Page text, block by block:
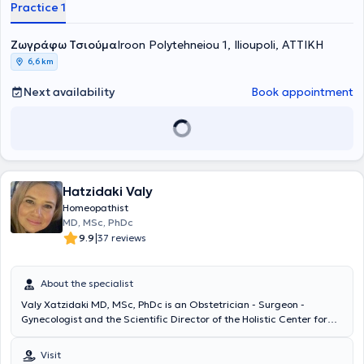
Dermatological Diseases of Athens "Andreas Syngros" of the
attended the Classical Homeopathy training program and, following
examinations, received the corresponding diploma from the Hellenic
Society of Homeopathic Medicine.
Practice 1
Ζωγράφω ΤσιούμαIroon Polytehneiou 1, Ilioupoli, ΑΤΤΙΚΗ
6,6 km
Next availability Book appointment
Hatzidaki Valy
Homeopathist
MD, MSc, PhDc
9.9|37 reviews
About the specialist
Valy Xatzidaki MD, MSc, PhDc is an Obstetrician - Surgeon -
Gynecologist and the Scientific Director of the Holistic Center for
She is a member of the Homeopathic Academy, a medical,
Visit